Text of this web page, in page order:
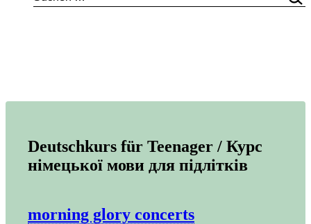
Deutschkurs für Teenager / Курс
німецької мови для підлітків
morning glory concerts